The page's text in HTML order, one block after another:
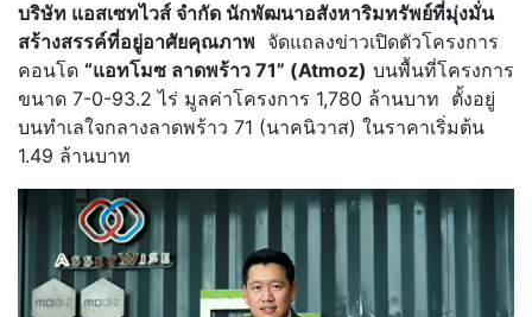
บริษัท แอสเซทไวส์ จำกัด นักพัฒนาอสังหาริมทรัพย์ที่มุ่งมั่น
สร้างสรรค์ที่อยู่อาศัยคุณภาพ จัดแถลงข่าวเปิดตัวโครงการ
คอนโด “แอทโมซ ลาดพร้าว 71” (Atmoz) บนพื้นที่โครงการ
ขนาด 7-0-93.2 ไร่ มูลค่าโครงการ 1,780 ล้านบาท ตั้งอยู่
บนทำเลใจกลางลาดพร้าว 71 (นาคนิวาส) ในราคาเริ่มต้น
1.49 ล้านบาท